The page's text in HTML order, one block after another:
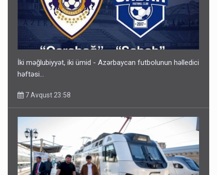
Gedişi var, dönüşü yox: Bakı-Tbilisi-Bakı qatarına bilet
satışından böyük narazılıq
İki məğlubiyyət, iki ümid - Azərbaycan futbolunun həlledici
həftəsi...
7 Avqust 23:58